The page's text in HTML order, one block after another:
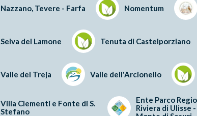
Nazzano, Tevere - Farfa Nomentum
Selva del Lamone Tenuta di Castelporziano
Valle del Treja Valle dell'Arcionello
Villa Clementi e Fonte di S.
Stefano
Ente Parco
Riviera di Ulisse